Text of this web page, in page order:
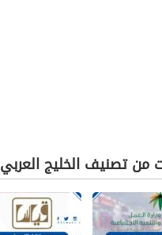
من تصنيف الخليج العربي